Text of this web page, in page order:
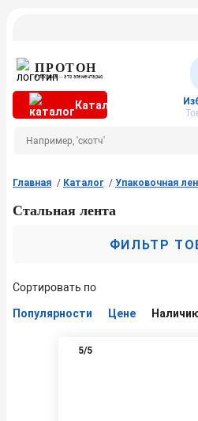
ПРОТОН
Упаковка — это элементарно
Каталог
Главная Каталог Упаковочная
Стальная лента
ФИЛЬТР
Сортировать по
Популярности Цене
5/5